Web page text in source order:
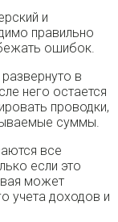
и
правильно
ошибок.
в
него остается
проводки,
суммы.
все
если это
может
учета доходов и